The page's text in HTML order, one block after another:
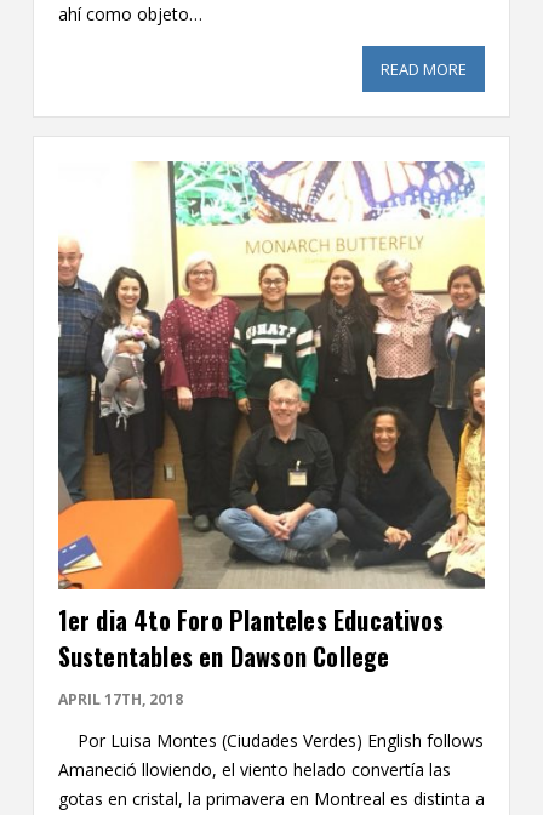
ahí como objeto…
READ MORE
1er dia 4to Foro Planteles Educativos
Sustentables en Dawson College
APRIL 17TH, 2018
Por Luisa Montes (Ciudades Verdes) English follows
Amaneció lloviendo, el viento helado convertía las
gotas en cristal, la primavera en Montreal es distinta a